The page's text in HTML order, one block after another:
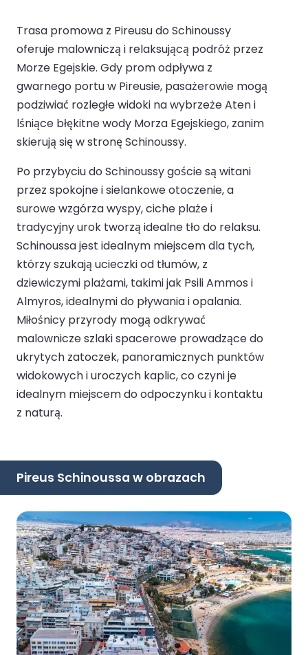
Trasa promowa z Pireusu do Schinoussy
oferuje malowniczą i relaksującą podróż przez
Morze Egejskie. Gdy prom odpływa z
gwarnego portu w Pireusie, pasażerowie mogą
podziwiać rozległe widoki na wybrzeże Aten i
lśniące błękitne wody Morza Egejskiego, zanim
skierują się w stronę Schinoussy.
Po przybyciu do Schinoussy goście są witani
przez spokojne i sielankowe otoczenie, a
surowe wzgórza wyspy, ciche plaże i
tradycyjny urok tworzą idealne tło do relaksu.
Schinoussa jest idealnym miejscem dla tych,
którzy szukają ucieczki od tłumów, z
dziewiczymi plażami, takimi jak Psili Ammos i
Almyros, idealnymi do pływania i opalania.
Miłośnicy przyrody mogą odkrywać
malownicze szlaki spacerowe prowadzące do
ukrytych zatoczek, panoramicznych punktów
widokowych i uroczych kaplic, co czyni je
idealnym miejscem do odpoczynku i kontaktu
z naturą.
Pireus Schinoussa w obrazach